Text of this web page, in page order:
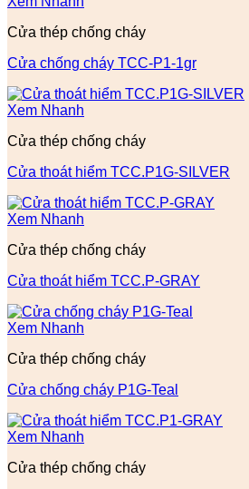
Cửa thép chống cháy
Cửa chống cháy TCC-P1-1gr
Xem Nhanh
Cửa thép chống cháy
Cửa thoát hiểm TCC.P1G-SILVER
Xem Nhanh
Cửa thép chống cháy
Cửa thoát hiểm TCC.P-GRAY
Xem Nhanh
Cửa thép chống cháy
Cửa chống cháy P1G-Teal
Xem Nhanh
Cửa thép chống cháy